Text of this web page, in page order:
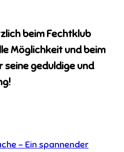
beim Fechtklub
Möglichkeit und beim
seine geduldige und
– Ein spannender